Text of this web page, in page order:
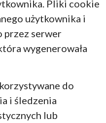
Pliki cookie
użytkownika i
przez serwer
wygenerowała
do
i śledzenia
lub